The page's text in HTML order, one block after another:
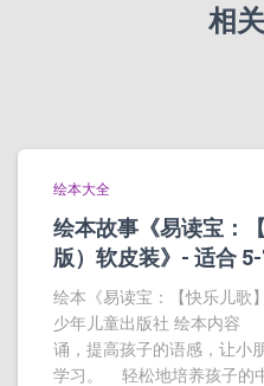
相
绘本大全
绘本故事《易读宝：
版）软皮装》- 适合
绘本《易读宝：【快乐儿歌
少年儿童出版社 绘本内容
诵，提高孩子的语感，让小
学习。 轻松地培养孩子的